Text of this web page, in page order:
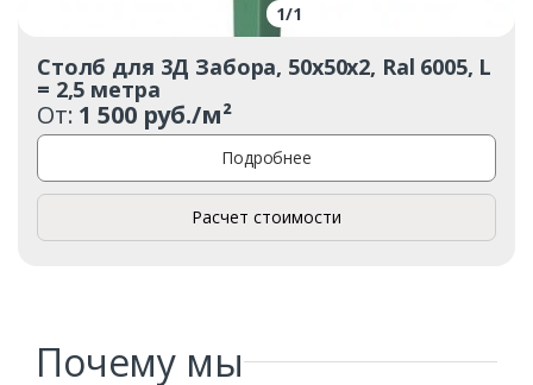
Заказать
1/1
Столб для 3Д Забора, 50x50x2, Ral 6005, L
= 2,5 метра
От: 1 500 руб./м²
Подробнее
Расчет стоимости
Почему мы